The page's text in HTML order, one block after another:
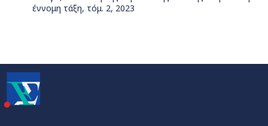
έννομη τάξη, τόμ. 2, 2023